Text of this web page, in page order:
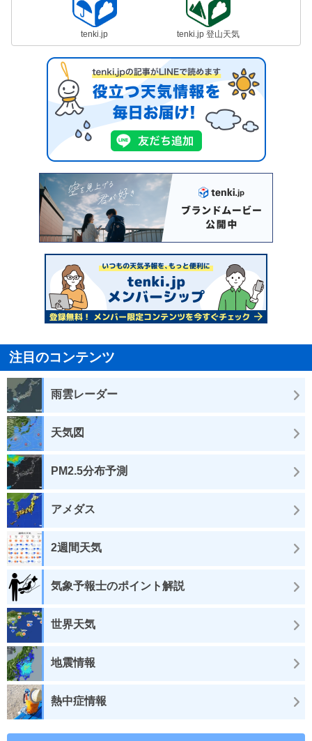
tenki.jp tenki.jp 登山天気
注目のコンテンツ
雨雲レーダー
天気図
PM2.5分布予測
アメダス
2週間天気
気象予報士のポイント解説
世界天気
地震情報
熱中症情報